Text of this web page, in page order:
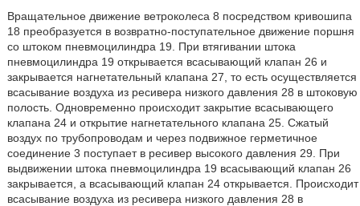
Вращательное движение ветроколеса 8 посредством кривошипа
18 преобразуется в возвратно-поступательное движение поршня
со штоком пневмоцилиндра 19. При втягивании штока
пневмоцилиндра 19 открывается всасывающий клапан 26 и
закрывается нагнетательный клапана 27, то есть осуществляется
всасывание воздуха из ресивера низкого давления 28 в штоковую
полость. Одновременно происходит закрытие всасывающего
клапана 24 и открытие нагнетательного клапана 25. Сжатый
воздух по трубопроводам и через подвижное герметичное
соединение 3 поступает в ресивер высокого давления 29. При
выдвижении штока пневмоцилиндра 19 всасывающий клапан 26
закрывается, а всасывающий клапан 24 открывается. Происходит
всасывание воздуха из ресивера низкого давления 28 в